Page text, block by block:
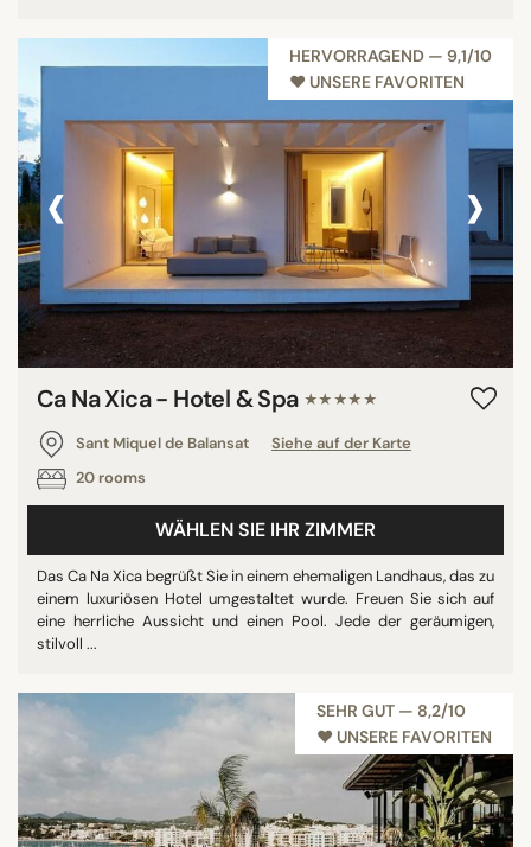
HERVORRAGEND — 9,1/10
♥︎ UNSERE FAVORITEN
‹ ›
Ca Na Xica - Hotel & Spa ★★★★★
Sant Miquel de Balansat
Siehe auf der Karte
20 rooms
WÄHLEN SIE IHR ZIMMER
Das Ca Na Xica begrüßt Sie in einem ehemaligen Landhaus, das zu
einem luxuriösen Hotel umgestaltet wurde. Freuen Sie sich auf
eine herrliche Aussicht und einen Pool. Jede der geräumigen,
stilvoll ...
SEHR GUT — 8,2/10
♥︎ UNSERE FAVORITEN